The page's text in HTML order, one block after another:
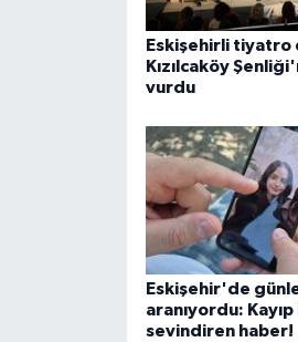
Eskişehirli tiyatro
Kızılcaköy
vurdu
Eskişehir'de
aranıyordu: Kayıp
sevindiren haber!